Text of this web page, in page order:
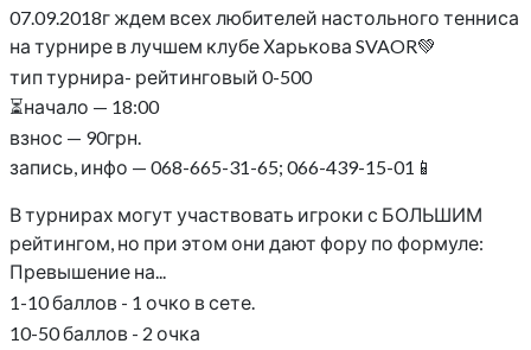
07.09.2018г ждем всех любителей настольного тенниса
на турнире в лучшем клубе Харькова SVAOR💚
тип турнира- рейтинговый 0-500
⏳начало — 18:00
взнос — 90грн.
запись, инфо — 068-665-31-65; 066-439-15-01📱
В турнирах могут участвовать игроки с БОЛЬШИМ
рейтингом, но при этом они дают фору по формуле:
Превышение на...
1-10 баллов - 1 очко в сете.
10-50 баллов - 2 очка